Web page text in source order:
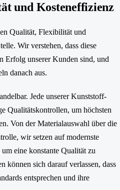
und Kosteneffizienz
Qualität, Flexibilität und
Wir verstehen, dass diese
Erfolg unserer Kunden sind, und
danach aus.
Jede unserer Kunststoff-
Qualitätskontrollen, um höchsten
Von der Materialauswahl über die
wir setzen auf modernste
eine konstante Qualität zu
können sich darauf verlassen, dass
entsprechen und ihre